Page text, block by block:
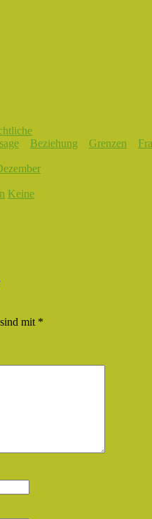
Beziehung Grenzen
Keine
mit *